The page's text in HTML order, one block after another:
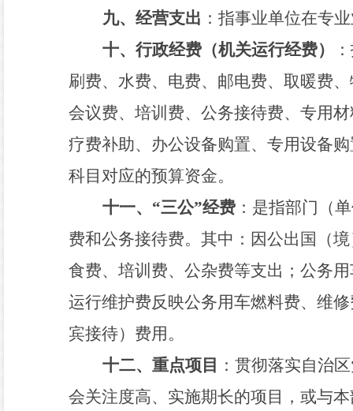
九、经营支出 ：指事业单位在专
十、行政经费（机关运行经费）
刷费、水费、电费、邮电费、取暖费
会议费、培训费、公务接待费、专用
疗费补助、办公设备购置、专用设备
科目对应的预算资金。
十一、 “三公”经费 ：是指部门（
费和公务接待费。其中：因公出国（
食费、培训费、公杂费等支出；公务
运行维护费反映公务用车燃料费、维
宾接待）费用。
十二、重点项目 ：贯彻落实自治
会关注度高、实施期长的项目，或与